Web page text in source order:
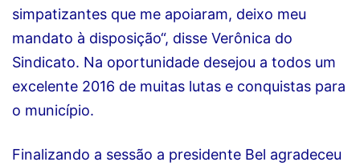
simpatizantes que me apoiaram, deixo meu
mandato à disposição“, disse Verônica do
Sindicato. Na oportunidade desejou a todos um
excelente 2016 de muitas lutas e conquistas para
o município.
Finalizando a sessão a presidente Bel agradeceu